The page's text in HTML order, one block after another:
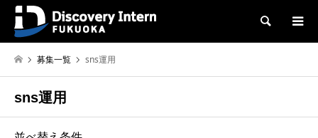
検索
募集一覧 sns運用
sns運用